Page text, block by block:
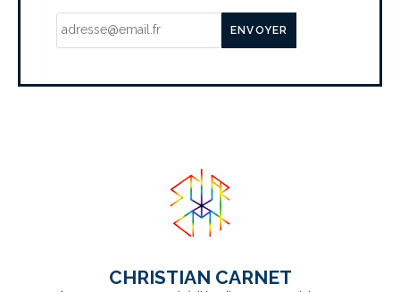
CHRISTIAN CARNET